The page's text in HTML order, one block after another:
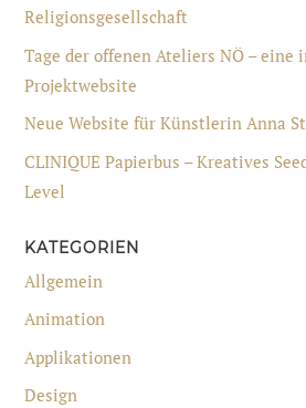
Religionsgesellschaft
Tage der offenen Ateliers NÖ – eine
Projektwebsite
Neue Website für Künstlerin Anna
CLINIQUE Papierbus – Kreatives
Level
KATEGORIEN
Allgemein
Animation
Applikationen
Design